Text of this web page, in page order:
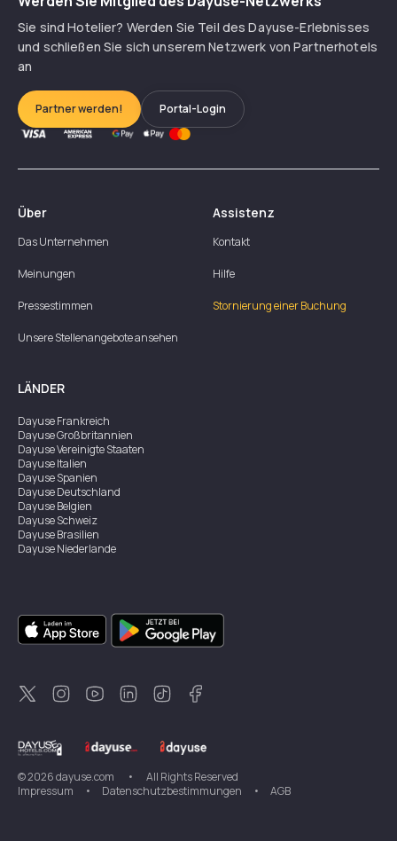
Sie sind Hotelier? Werden Sie Teil des Dayuse-Erlebnisses
und schließen Sie sich unserem Netzwerk von Partnerhotels
an
Partner werden! Portal-Login
Über
Das Unternehmen
Meinungen
Pressestimmen
Unsere Stellenangebote ansehen
Assistenz
Kontakt
Hilfe
Stornierung einer Buchung
LÄNDER
DayuseFrankreich
DayuseGroßbritannien
DayuseVereinigte Staaten
DayuseItalien
DayuseSpanien
DayuseDeutschland
DayuseBelgien
DayuseSchweiz
DayuseBrasilien
DayuseNiederlande
DayuseKanada
DayuseSingapur
DayuseZweden
DayuseKorea
DayuseNeuseeland
©2026dayuse.com •
All Rights Reserved
Impressum
• Datenschutzbestimmungen • AGB